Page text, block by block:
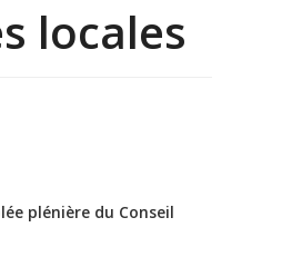
locales
plénière du Conseil